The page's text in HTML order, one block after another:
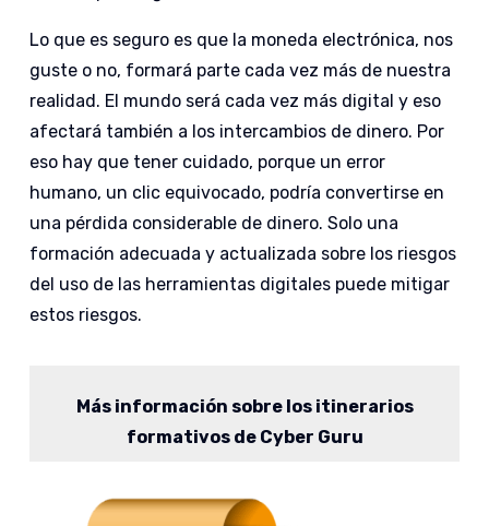
Lo que es seguro es que la moneda electrónica, nos
guste o no, formará parte cada vez más de nuestra
realidad. El mundo será cada vez más digital y eso
afectará también a los intercambios de dinero. Por
eso hay que tener cuidado, porque un error
humano, un clic equivocado, podría convertirse en
una pérdida considerable de dinero. Solo una
formación adecuada y actualizada sobre los riesgos
del uso de las herramientas digitales puede mitigar
estos riesgos.
Más información sobre los itinerarios
formativos de Cyber Guru